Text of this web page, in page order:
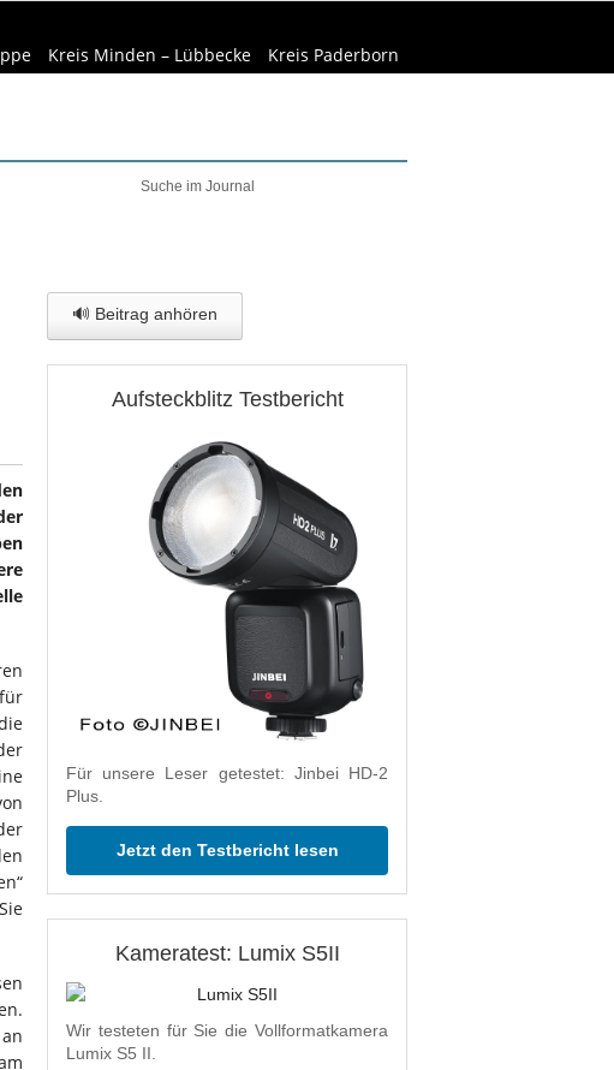
Kreis Minden – Lübbecke Kreis Paderborn
🔊 Beitrag anhören
Aufsteckblitz Testbericht
Für unsere Leser getestet: Jinbei HD-2
Plus.
Jetzt den Testbericht lesen
Kameratest: Lumix S5II
Wir testeten für Sie die Vollformatkamera
Lumix S5 II.